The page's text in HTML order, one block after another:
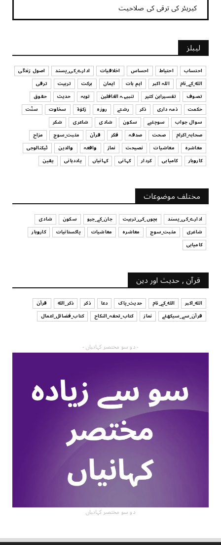
کیریئر کی ترقی کی صلاحیت
July 29, 2026
UNCATEGORIZED
کیا آپ اپنے باس کو مؤثر طریقے سے منظم کر رہے ہیں
July 29, 2026
UNCATEGORIZED
اس وقت آپ کا موڈ کیسا ہے؟
July 29, 2026
UNCATEGORIZED
قرض لینے اور دینے میں ہوشیاری
July 29, 2026
آپ کا فیصلہ کرنے کا انداز
July 29, 2026
لیبلز
احتساب احتیاط احساس اخلاقیات ادارے_کی_پسند
اصول زندگی
الله_کے_نام
اللہ اکبر اہم بات ایمان برکت تربیت
ترقی
تصوف
تفسیرابن کثیر تنبیہہ الغافلین توبہ حدیث
حقوق
حکمت
ذمہ داری ذکر رشتے روزہ زکوٰۃ سخاوت
سنّت
سوال جواب
سوچئیے سکون شادی شاعری
شکر
صحابہ_اکرام
صحت صدقہ فکر قرآن مثبت_سوچ
مزاح
معاشرہ
معاشیات نصیحت نماز واقعہ والدین
ٹیکنالوجی
کاروبار
کامیابی کردار کہانی کہانیاں یاددہانی یقین
مختلف موضوعات
ادارے_کی_پسند بچوں_کی_تربیت جان_کے_جیو سکون
شادی
شاعری
مثبت_سوچ معاشرہ معاشیات پاکستانیات
کاروبار
کامیابی
قرآن , حدیث اور دین
الله_اکبر الله_کے_نام حدیث_پاک دعا ذکر ذکر_الله
قرآن
قرآن_سے_سیکھئے
نماز کتاب_تحفہ_النکاح کتاب_فضائل_اعمال
- دو سو مختصر کہانیاں -
دو سو مختصر کہانیاں